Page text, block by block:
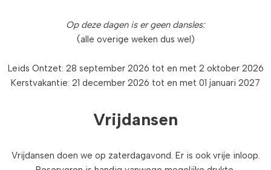
Op deze dagen is er geen dansles:
(alle overige weken dus wel)
Leids Ontzet: 28 september 2026 tot en met 2 oktober 2026
Kerstvakantie: 21 december 2026 tot en met 01 januari 2027
Vrijdansen
Vrijdansen doen we op zaterdagavond. Er is ook vrije inloop.